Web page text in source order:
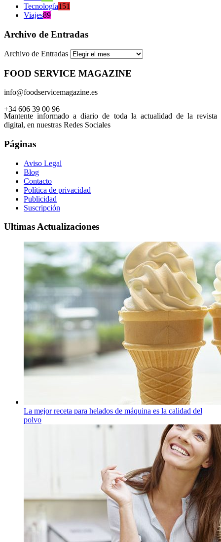
Tecnología151
Viajes89
Archivo de Entradas
Archivo de Entradas
FOOD SERVICE MAGAZINE
info@foodservicemagazine.es
+34 606 39 00 96
Mantente informado a diario de toda la actualidad de la revista
digital, en nuestras Redes Sociales
Páginas
Aviso Legal
Blog
Contacto
Política de privacidad
Publicidad
Suscripción
Ultimas Actualizaciones
La mejor receta para helados de máquina es la calidad del
polvo